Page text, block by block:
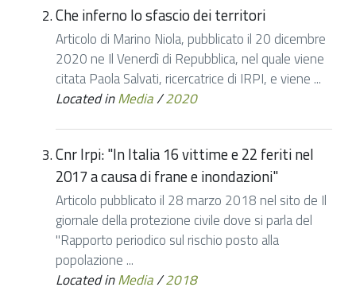
Che inferno lo sfascio dei territori
Articolo di Marino Niola, pubblicato il 20 dicembre
2020 ne Il Venerdì di Repubblica, nel quale viene
citata Paola Salvati, ricercatrice di IRPI, e viene ...
Located inMedia/2020
Cnr Irpi: "In Italia 16 vittime e 22 feriti nel
2017 a causa di frane e inondazioni"
Articolo pubblicato il 28 marzo 2018 nel sito de Il
giornale della protezione civile dove si parla del
"Rapporto periodico sul rischio posto alla
popolazione ...
Located inMedia/2018